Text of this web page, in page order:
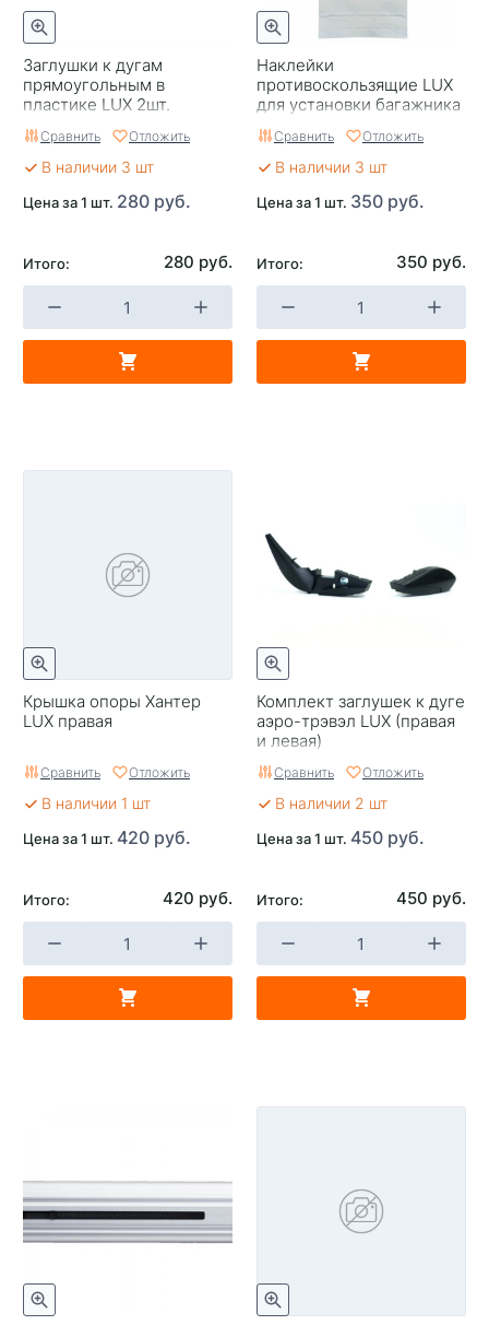
Заглушки к дугам
прямоугольным в
пластике LUX 2шт.
Сравнить Отложить
В наличии 3 шт
Цена за 1 шт. 280 руб.
Итого: 280 руб.
Наклейки
противоскользящие LUX
для установки багажника
на интегрированные
рейлинги
Сравнить Отложить
В наличии 3 шт
Цена за 1 шт. 350 руб.
Итого: 350 руб.
Крышка опоры Хантер
LUX правая
Сравнить Отложить
В наличии 1 шт
Цена за 1 шт. 420 руб.
Итого: 420 руб.
Комплект заглушек к дуге
аэро-трэвэл LUX (правая
и левая)
Сравнить Отложить
В наличии 2 шт
Цена за 1 шт. 450 руб.
Итого: 450 руб.